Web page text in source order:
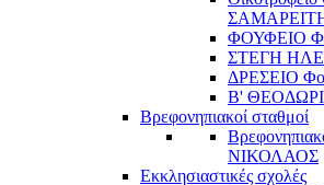
ΦΟΥΦΕΙΟ
ΣΤΕΓΗ
ΔΡΕΣΕΙΟ
Β'
Βρεφονηπιακοί σταθμοί
ΝΙΚΟΛΑΟΣ
Εκκλησιαστικές σχολές